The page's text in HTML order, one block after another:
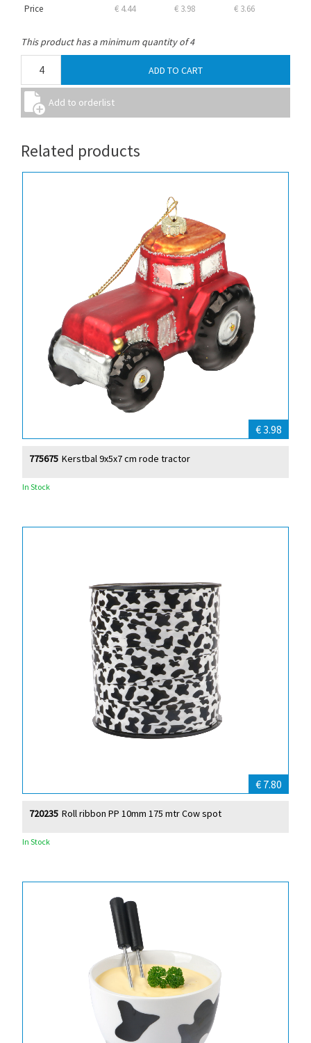
Price € 4.44 € 3.98 € 3.66
This product has a minimum quantity of 4
Related products
€ 3.98
Kerstbal 9x5x7 cm rode tractor
775675
In Stock
€ 7.80
Roll ribbon PP 10mm 175 mtr Cow spot
720235
In Stock